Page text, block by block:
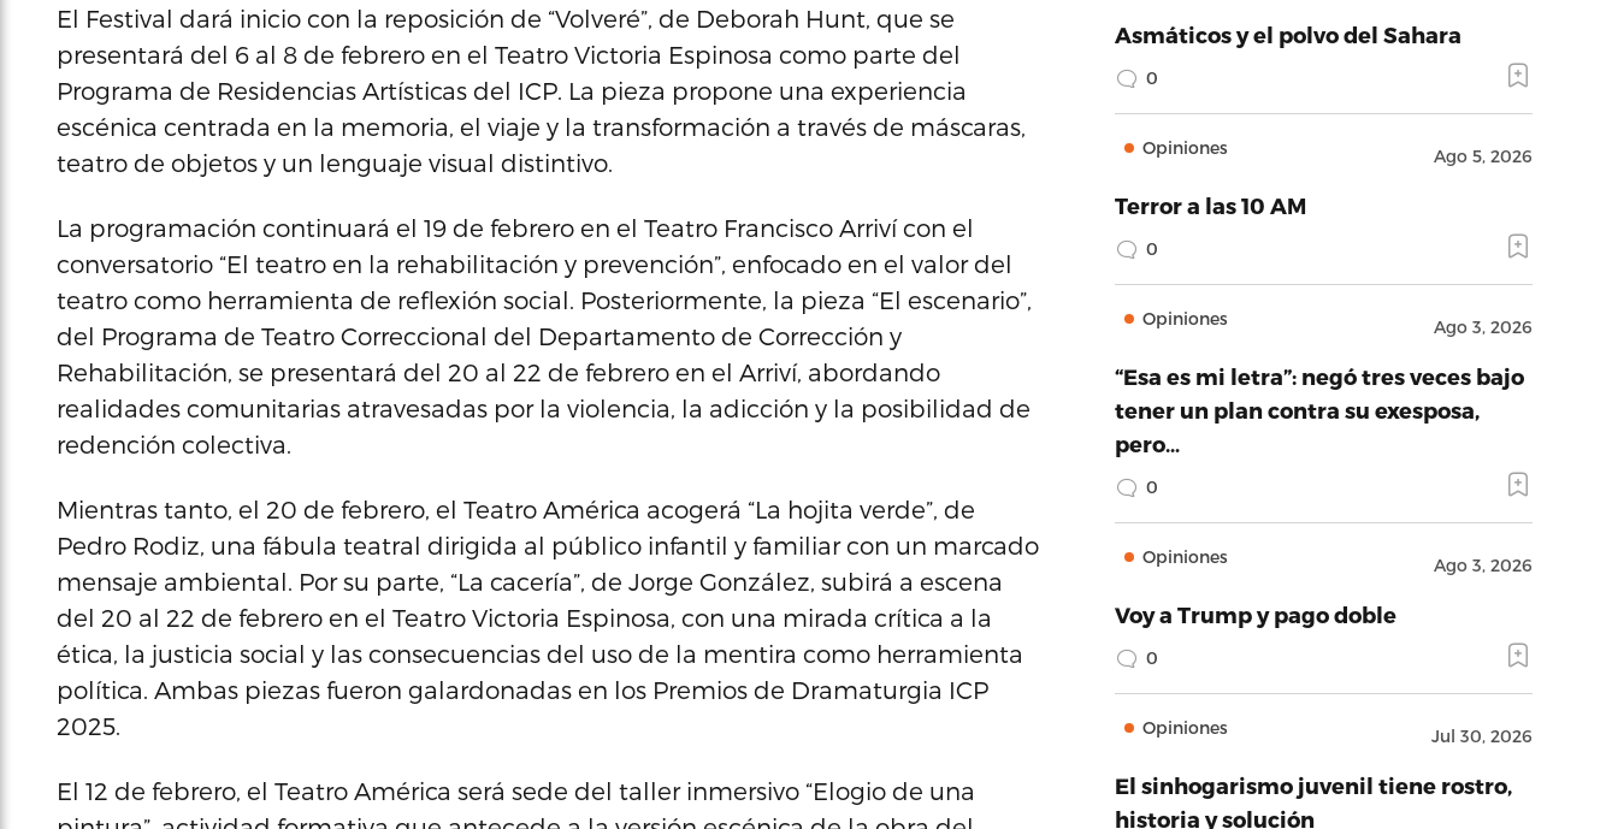
El Festival dará inicio con la reposición de “Volveré”, de Deborah Hunt, que se
presentará del 6 al 8 de febrero en el Teatro Victoria Espinosa como parte del
Programa de Residencias Artísticas del ICP. La pieza propone una experiencia
escénica centrada en la memoria, el viaje y la transformación a través de máscaras,
teatro de objetos y un lenguaje visual distintivo.
La programación continuará el 19 de febrero en el Teatro Francisco Arriví con el
conversatorio “El teatro en la rehabilitación y prevención”, enfocado en el valor del
teatro como herramienta de reflexión social. Posteriormente, la pieza “El escenario”,
del Programa de Teatro Correccional del Departamento de Corrección y
Rehabilitación, se presentará del 20 al 22 de febrero en el Arriví, abordando
realidades comunitarias atravesadas por la violencia, la adicción y la posibilidad de
redención colectiva.
Mientras tanto, el 20 de febrero, el Teatro América acogerá “La hojita verde”, de
Pedro Rodiz, una fábula teatral dirigida al público infantil y familiar con un marcado
mensaje ambiental. Por su parte, “La cacería”, de Jorge González, subirá a escena
del 20 al 22 de febrero en el Teatro Victoria Espinosa, con una mirada crítica a la
ética, la justicia social y las consecuencias del uso de la mentira como herramienta
política. Ambas piezas fueron galardonadas en los Premios de Dramaturgia ICP
2025.
El 12 de febrero, el Teatro América será sede del taller inmersivo “Elogio de una
Asmáticos y el polvo del Sahara
0
Opiniones Ago 5, 2026
Terror a las 10 AM
0
Opiniones Ago 3, 2026
“Esa es mi letra”: negó tres veces bajo
tener un plan contra su exesposa,
pero…
0
Opiniones Ago 3, 2026
Voy a Trump y pago doble
0
Opiniones Jul 30, 2026
El sinhogarismo juvenil tiene rostro,
historia y solución